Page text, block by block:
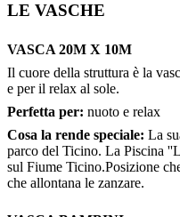
LE VASCHE
VASCA 20M X 10M
Il cuore della struttura è la
e per il relax al sole.
Perfetta per: nuoto e relax
Cosa la rende speciale: La
parco del Ticino. La Piscina
sul Fiume Ticino.Posizione
che allontana le zanzare.